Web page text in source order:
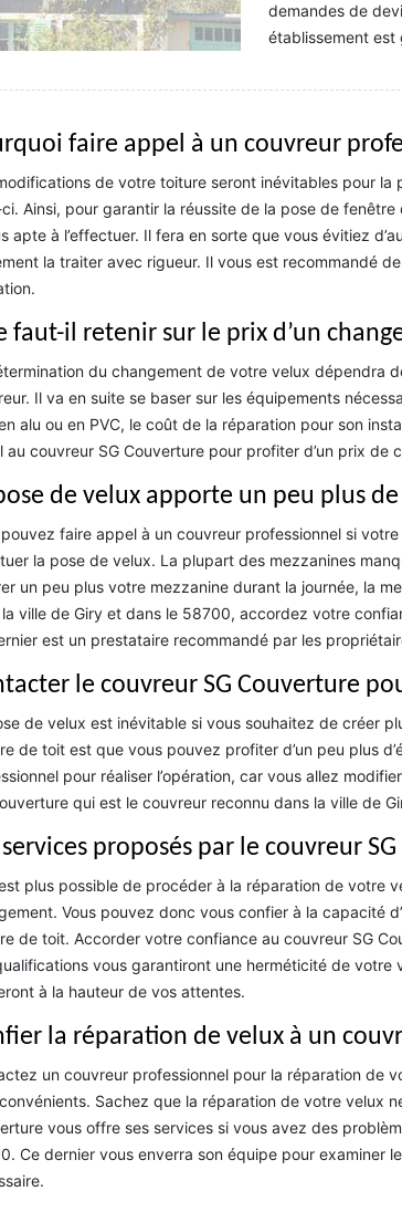
demandes de
établissement est
faire appel à un couvreur
de votre toiture seront inévitables pour la
Ainsi, pour garantir la réussite de la pose de
apte à l’effectuer. Il fera en sorte que vous évitiez
la traiter avec rigueur. Il vous est recommandé
faut-il retenir sur le prix d’un
du changement de votre velux dépendra
Il va en suite se baser sur les équipements
alu ou en PVC, le coût de la réparation pour son
au couvreur SG Couverture pour profiter d’un prix
de velux apporte un peu plus
faire appel à un couvreur professionnel si
la pose de velux. La plupart des mezzanines
un peu plus votre mezzanine durant la journée, la
ville de Giry et dans le 58700, accordez votre
est un prestataire recommandé par les
le couvreur SG Couverture
de velux est inévitable si vous souhaitez de créer
de toit est que vous pouvez profiter d’un peu plus
pour réaliser l’opération, car vous allez
qui est le couvreur reconnu dans la ville de
services proposés par le couvreur
plus possible de procéder à la réparation de
Vous pouvez donc vous confier à la capacité
de toit. Accorder votre confiance au couvreur SG
vous garantiront une herméticité de
à la hauteur de vos attentes.
la réparation de velux à un
un couvreur professionnel pour la réparation de
Sachez que la réparation de votre velux
vous offre ses services si vous avez des
Ce dernier vous enverra son équipe pour examiner